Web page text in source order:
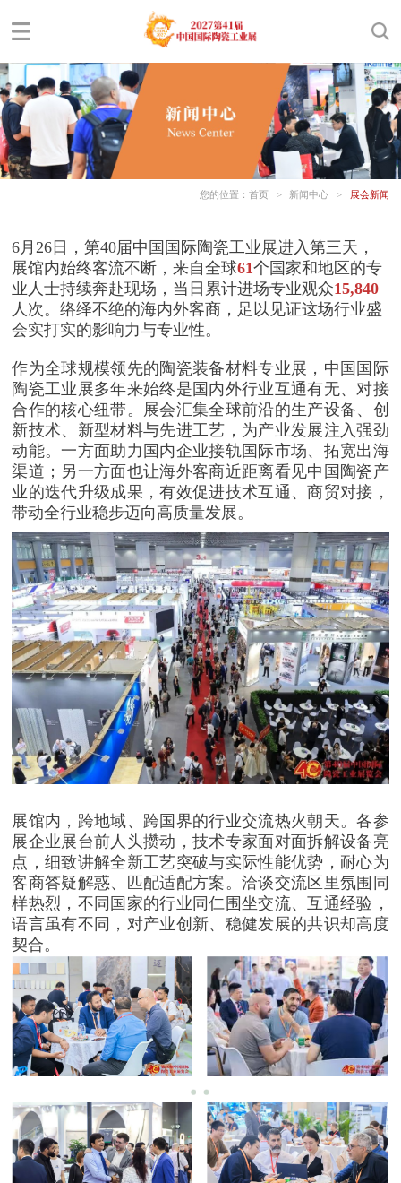
您的位置： 首页 > 新闻中心 > 展会新闻
6月26日，第40届中国国际陶瓷工业展进入第三天，
展馆内始终客流不断，来自全球61个国家和地区的专
业人士持续奔赴现场，当日累计进场专业观众15,840
人次。络绎不绝的海内外客商，足以见证这场行业盛
会实打实的影响力与专业性。
作为全球规模领先的陶瓷装备材料专业展，中国国际
陶瓷工业展多年来始终是国内外行业互通有无、对接
合作的核心纽带。展会汇集全球前沿的生产设备、创
新技术、新型材料与先进工艺，为产业发展注入强劲
动能。一方面助力国内企业接轨国际市场、拓宽出海
渠道；另一方面也让海外客商近距离看见中国陶瓷产
业的迭代升级成果，有效促进技术互通、商贸对接，
带动全行业稳步迈向高质量发展。
展馆内，跨地域、跨国界的行业交流热火朝天。各参
展企业展台前人头攒动，技术专家面对面拆解设备亮
点，细致讲解全新工艺突破与实际性能优势，耐心为
客商答疑解惑、匹配适配方案。洽谈交流区里氛围同
样热烈，不同国家的行业同仁围坐交流、互通经验，
语言虽有不同，对产业创新、稳健发展的共识却高度
契合。